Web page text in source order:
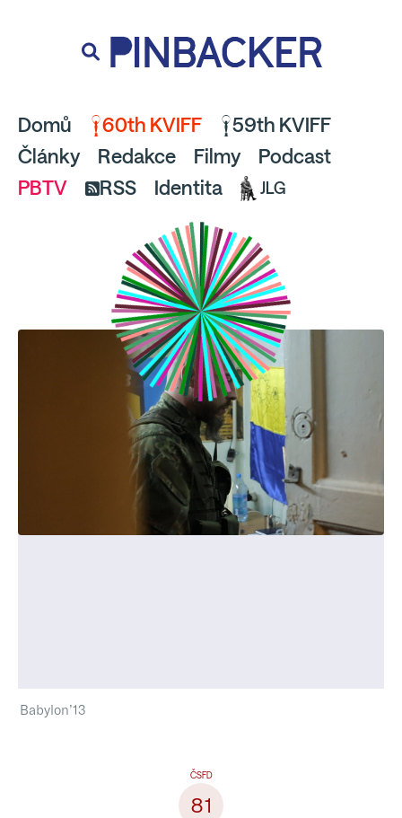
a pusťte se do čtení.
PINBACKER
Domů 60th KVIFF
59th KVIFF
Články
Redakce Filmy
Podcast
PBTV
RSS Identita JLG
Babylon’13
81